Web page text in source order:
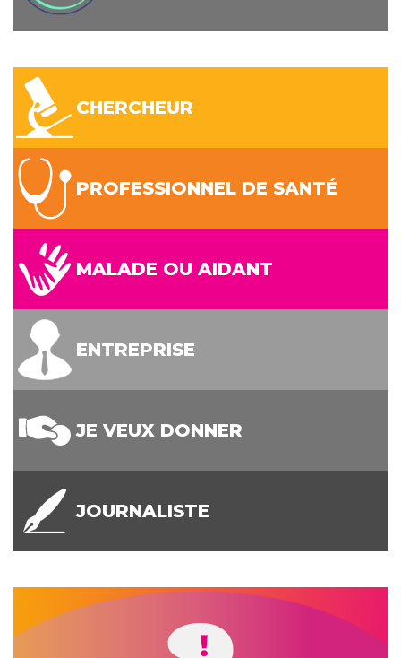
CHERCHEUR
PROFESSIONNEL DE SANTÉ
MALADE OU AIDANT
ENTREPRISE
JE VEUX DONNER
JOURNALISTE